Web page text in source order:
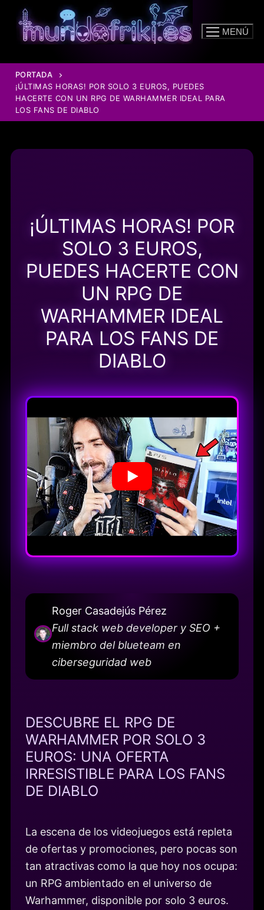
contenido
MENÚ
PORTADA
¡ÚLTIMAS HORAS! POR SOLO 3 EUROS, PUEDES
HACERTE CON UN RPG DE WARHAMMER IDEAL PARA
LOS FANS DE DIABLO
¡ÚLTIMAS HORAS! POR
SOLO 3 EUROS,
PUEDES HACERTE CON
UN RPG DE
WARHAMMER IDEAL
PARA LOS FANS DE
DIABLO
Roger Casadejús Pérez
Full stack web developer y SEO +
miembro del blueteam en
ciberseguridad web
DESCUBRE EL RPG DE
WARHAMMER POR SOLO 3
EUROS: UNA OFERTA
IRRESISTIBLE PARA LOS FANS
DE DIABLO
La escena de los videojuegos está repleta
de ofertas y promociones, pero pocas son
tan atractivas como la que hoy nos ocupa:
un RPG ambientado en el universo de
Warhammer, disponible por solo 3 euros.